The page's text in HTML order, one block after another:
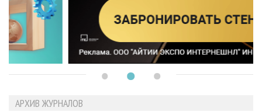
АРХИВ ЖУРНАЛОВ